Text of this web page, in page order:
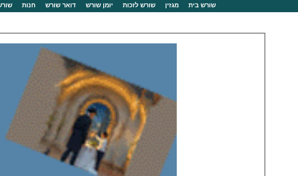
שורש בית מגזין שורש לזכות יומן שורש דואר שורש חנות